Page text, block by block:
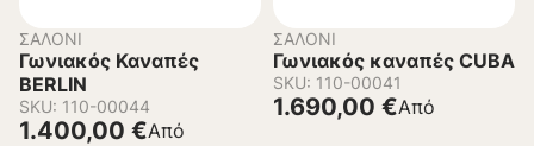
ΣΑΛΌΝΙ
Γωνιακός Καναπές
BERLIN
SKU: 110-00044
Από
1.400,00 €
ΣΑΛΌΝΙ
Γωνιακός καναπές CUBA
SKU: 110-00041
Από
1.690,00 €